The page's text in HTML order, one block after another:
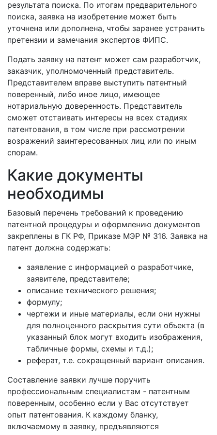
результата поиска. По итогам предварительного
поиска, заявка на изобретение может быть
уточнена или дополнена, чтобы заранее устранить
претензии и замечания экспертов ФИПС.
Подать заявку на патент может сам разработчик,
заказчик, уполномоченный представитель.
Представителем вправе выступить патентный
поверенный, либо иное лицо, имеющее
нотариальную доверенность. Представитель
сможет отстаивать интересы на всех стадиях
патентования, в том числе при рассмотрении
возражений заинтересованных лиц или по иным
спорам.
Какие документы
необходимы
Базовый перечень требований к проведению
патентной процедуры и оформлению документов
закреплены в ГК РФ, Приказе МЭР № 316. Заявка на
патент должна содержать:
заявление с информацией о разработчике,
заявителе, представителе;
описание технического решения;
формулу;
чертежи и иные материалы, если они нужны
для полноценного раскрытия сути объекта (в
указанный блок могут входить изображения,
табличные формы, схемы и т.д.);
реферат, т.е. сокращенный вариант описания.
Составление заявки лучше поручить
профессиональным специалистам - патентным
поверенным, особенно если у Вас отсутствует
опыт патентования. К каждому бланку,
включаемому в заявку, предъявляются